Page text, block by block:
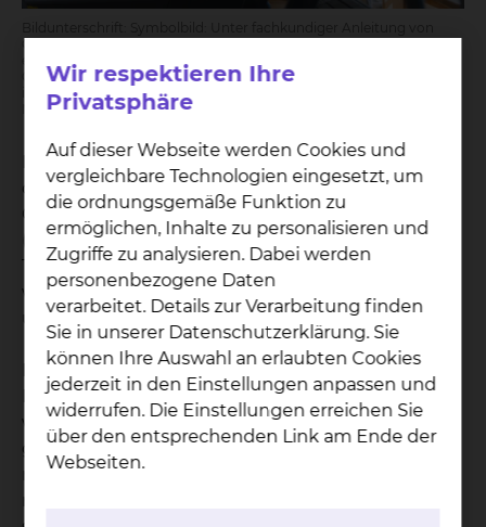
eine Patientin auf dem Laufband – ein wichtiger Schritt in der
Onkologischen Trainings- und Bewegungstherapie (OTT®), die auf
individuelle Bedürfnisse abgestimmt ist. Bildnachweis: skbs/Nick
Neufeld.
Das skbs Reha-Sportzentrum freut sich, die
offizielle Zertifizierung als Partner für die
Onkologische Trainings- und Bewegungstherapie
(OTT®) bekannt zu geben. Diese spezialisierte
Therapieform ist darauf ausgelegt, Krebspatienten
während und nach ihrer Therapie zu unterstützen
und ihre Lebensqualität zu verbessern.
Die Onkologische Trainings- und
Bewegungstherapie (OTT®) ist ein individuelles,
wissenschaftlich fundiertes Programm, das
gezielte Bewegung und Therapieplanung
miteinander kombiniert. Durch
Wir respektieren Ihre
Privatsphäre
Auf dieser Webseite werden Cookies und
vergleichbare Technologien eingesetzt, um
die ordnungsgemäße Funktion zu
ermöglichen, Inhalte zu personalisieren und
Zugriffe zu analysieren. Dabei werden
personenbezogene Daten
verarbeitet. Details zur Verarbeitung finden
Sie in unserer Datenschutzerklärung. Sie
können Ihre Auswahl an erlaubten Cookies
jederzeit in den Einstellungen anpassen und
widerrufen. Die Einstellungen erreichen Sie
über den entsprechenden Link am Ende der
Webseiten.